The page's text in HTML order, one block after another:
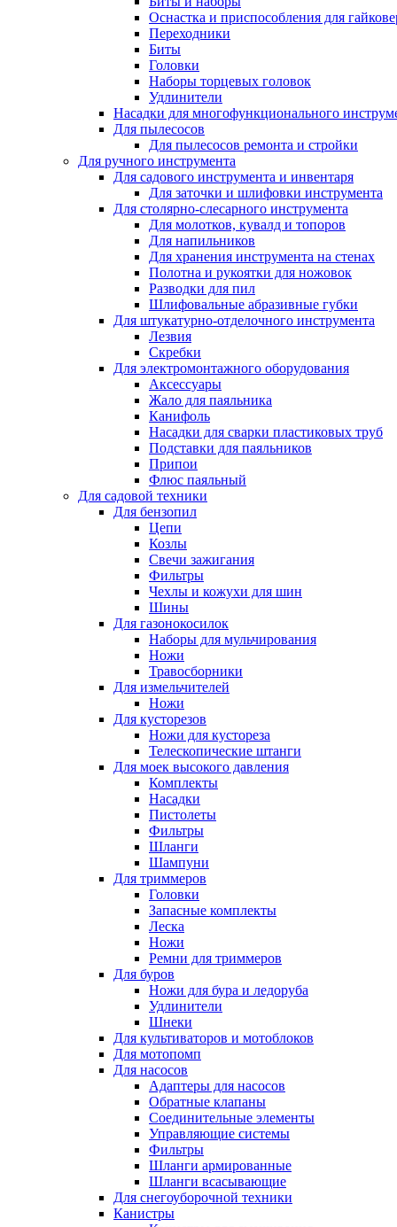
Оснастка и приспособления для
Переходники
Биты
Головки
Наборы торцевых головок
Удлинители
Насадки для многофункционального
Для пылесосов
Для пылесосов ремонта и стройки
Для ручного инструмента
Для садового инструмента и инвентаря
Для заточки и шлифовки инструмента
Для столярно-слесарного инструмента
Для молотков, кувалд и топоров
Для напильников
Для хранения инструмента на стенах
Полотна и рукоятки для ножовок
Разводки для пил
Шлифовальные абразивные губки
Для штукатурно-отделочного инструмента
Лезвия
Скребки
Для электромонтажного оборудования
Аксессуары
Жало для паяльника
Канифоль
Насадки для сварки пластиковых труб
Подставки для паяльников
Припои
Флюс паяльный
Для садовой техники
Для бензопил
Цепи
Козлы
Свечи зажигания
Фильтры
Чехлы и кожухи для шин
Шины
Для газонокосилок
Наборы для мульчирования
Ножи
Травосборники
Для измельчителей
Ножи
Для кусторезов
Ножи для кустореза
Телескопические штанги
Для моек высокого давления
Комплекты
Насадки
Пистолеты
Фильтры
Шланги
Шампуни
Для триммеров
Головки
Запасные комплекты
Леска
Ножи
Ремни для триммеров
Для буров
Ножи для бура и ледоруба
Удлинители
Шнеки
Для культиваторов и мотоблоков
Для мотопомп
Для насосов
Адаптеры для насосов
Обратные клапаны
Соединительные элементы
Управляющие системы
Фильтры
Шланги армированные
Шланги всасывающие
Для снегоуборочной техники
Канистры